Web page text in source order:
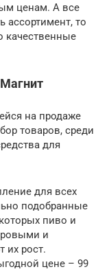
ценам. А все
ассортимент, то
качественные
на продаже
товаров, среди
для
для всех
подобранные
пиво и
и
их рост.
цене – 99